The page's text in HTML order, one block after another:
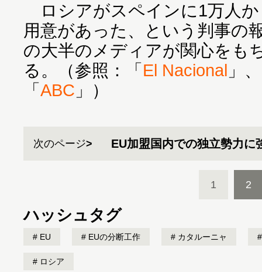
ロシアがスペインに1万人
用意があった、という判事の
の大半のメディアが関心をも
る。（参照：「El Nacional 」
「ABC 」）
次のページ EU加盟国内での独立勢力に
1 2
ハッシュタグ
EU EUの分断工作 カタルーニャ
ロシア